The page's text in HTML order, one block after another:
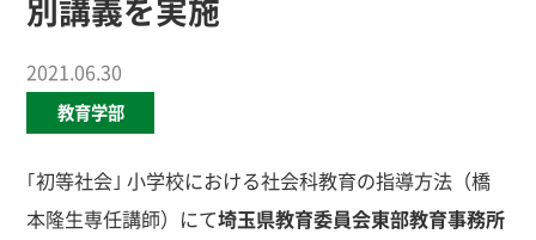
別講義を実施
2021.06.30
教育学部
｢初等社会｣ 小学校における社会科教育の指導方法（橋
本隆生専任講師）にて埼玉県教育委員会東部教育事務所